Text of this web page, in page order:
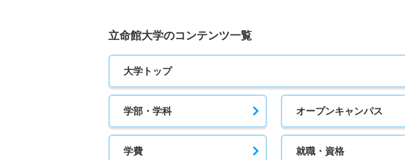
立命館大学のコンテンツ一覧
大学トップ
学部・学科 オープンキャンパス
学費 就職・資格